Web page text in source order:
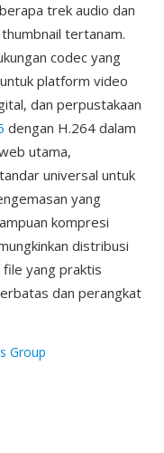
trek audio dan
tertanam.
codec yang
platform video
dan perpustakaan
dengan H.264 dalam
utama,
universal untuk
yang
kompresi
distribusi
yang praktis
dan perangkat
Group